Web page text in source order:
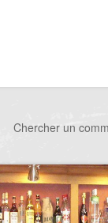
Chercher un